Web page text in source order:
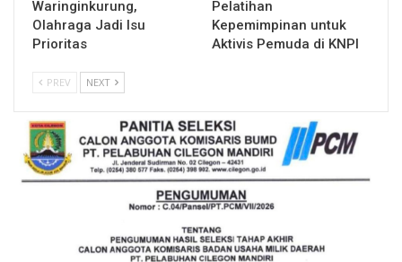
Waringinkurung,
Olahraga Jadi Isu
Prioritas
Pelatihan
Kepemimpinan untuk
Aktivis Pemuda di KNPI
PREV NEXT